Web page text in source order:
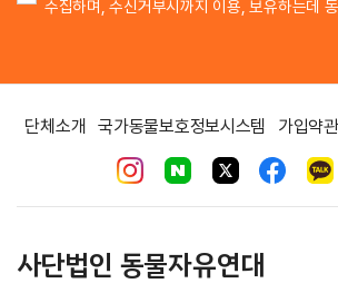
수집하며, 수신거부시까지 이용, 보유하는데
단체소개 국가동물보호정보시스템 가입약관
사단법인 동물자유연대